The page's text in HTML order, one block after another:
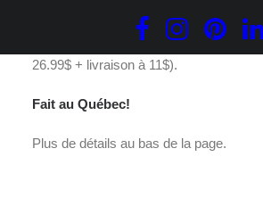
36.99 $.
actuel
est :
8.70 $.
D’une valeur de 36.99$ (ensemble de
26.99$ + livraison à 11$).
Fait au Québec!
Plus de détails au bas de la page.